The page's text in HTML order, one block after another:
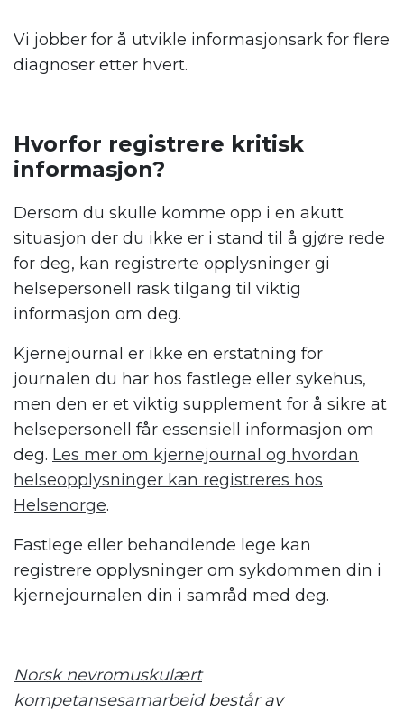
Vi jobber for å utvikle informasjonsark for flere
diagnoser etter hvert.
Hvorfor registrere kritisk
informasjon?
Dersom du skulle komme opp i en akutt
situasjon der du ikke er i stand til å gjøre rede
for deg, kan registrerte opplysninger gi
helsepersonell rask tilgang til viktig
informasjon om deg.
Kjernejournal er ikke en erstatning for
journalen du har hos fastlege eller sykehus,
men den er et viktig supplement for å sikre at
helsepersonell får essensiell informasjon om
deg. Les mer om kjernejournal og hvordan
helseopplysninger kan registreres hos
Helsenorge.
Fastlege eller behandlende lege kan
registrere opplysninger om sykdommen din i
kjernejournalen din i samråd med deg.
Norsk nevromuskulært
kompetansesamarbeidbestår av